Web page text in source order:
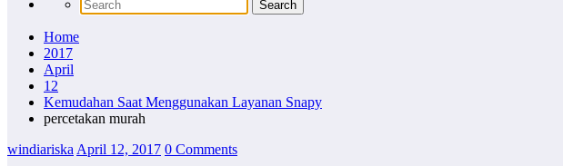
Home
2017
April
12
Kemudahan Saat Menggunakan Layanan Snapy
percetakan murah
windiariska April 12, 2017 0 Comments